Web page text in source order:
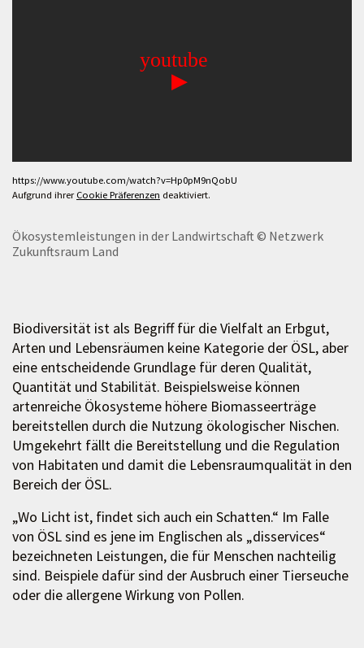
https://www.youtube.com/watch?v=Hp0pM9nQobU
Aufgrund ihrer Cookie Präferenzen deaktiviert.
Ökosystemleistungen in der Landwirtschaft© Netzwerk
Zukunftsraum Land
Biodiversität ist als Begriff für die Vielfalt an Erbgut,
Arten und Lebensräumen keine Kategorie der ÖSL, aber
eine entscheidende Grundlage für deren Qualität,
Quantität und Stabilität. Beispielsweise können
artenreiche Ökosysteme höhere Biomasseerträge
bereitstellen durch die Nutzung ökologischer Nischen.
Umgekehrt fällt die Bereitstellung und die Regulation
von Habitaten und damit die Lebensraumqualität in den
Bereich der ÖSL.
„Wo Licht ist, findet sich auch ein Schatten.“ Im Falle
von ÖSL sind es jene im Englischen als „disservices“
bezeichneten Leistungen, die für Menschen nachteilig
sind. Beispiele dafür sind der Ausbruch einer Tierseuche
oder die allergene Wirkung von Pollen.